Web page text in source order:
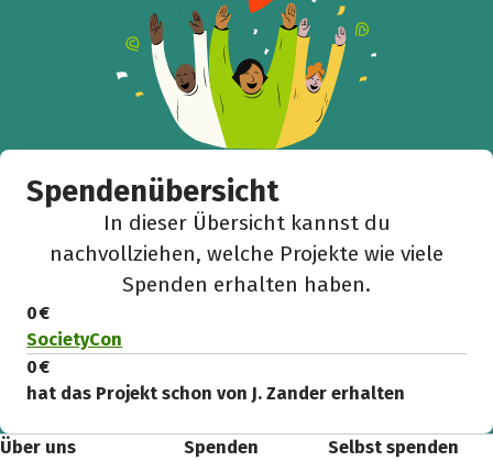
Spendenübersicht
In dieser Übersicht kannst du
nachvollziehen, welche Projekte wie viele
Spenden erhalten haben.
0 €
SocietyCon
0 €
hat das Projekt schon von J. Zander erhalten
Über uns
Spenden
Selbst spenden